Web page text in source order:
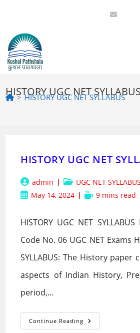
content
HISTORY UGC NET SYLLABUS
> HISTORY UGC NET SYLLABUS
HISTORY UGC NET
Post
author:
admin
Post
category:
UGC NET SYLLABUS
PostMay 14, 2024
Reading
9 mins read
HISTORY UGC NET
Code No. 06 UGC NET Exams
SYLLABUS: The History paper
aspects of Indian History,
period,…
Continue Reading HISTORY
UGC